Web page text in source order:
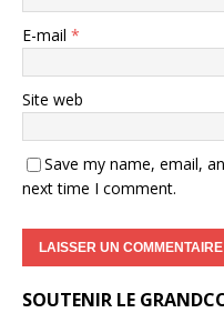
E-mail *
Site web
Save my name, email,
next time I comment.
SOUTENIR LE